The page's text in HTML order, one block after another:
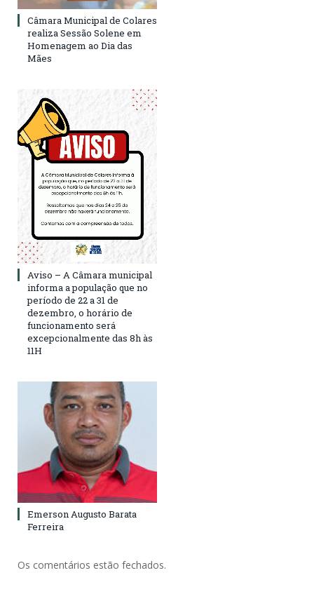
Câmara Municipal de Colares
realiza Sessão Solene em
Homenagem ao Dia das
Mães
Aviso – A Câmara municipal
informa a população que no
período de 22 a 31 de
dezembro, o horário de
funcionamento será
excepcionalmente das 8h às
11H
Emerson Augusto Barata
Ferreira
Os comentários estão fechados.